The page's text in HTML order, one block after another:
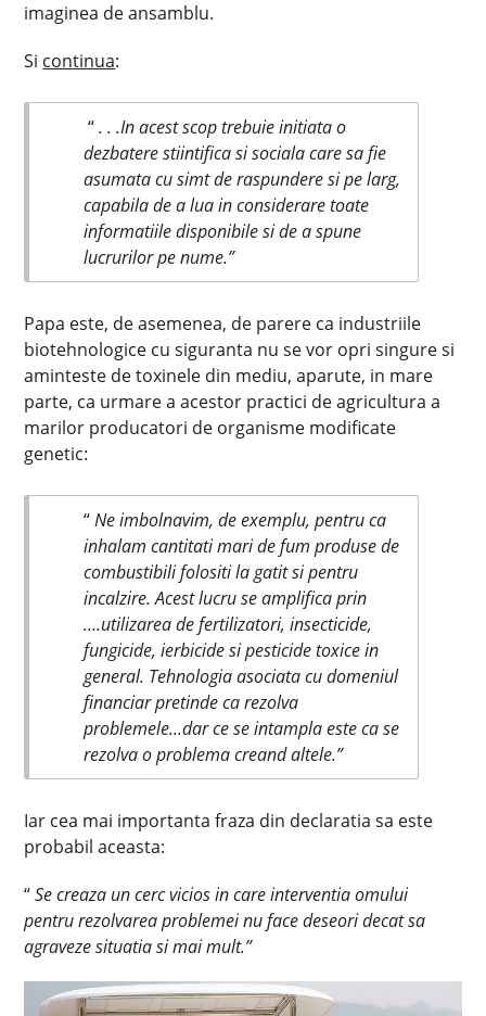
imaginea de ansamblu.
Si continua:
“. . .In acest scop trebuie initiata o
dezbatere stiintifica si sociala care sa fie
asumata cu simt de raspundere si pe larg,
capabila de a lua in considerare toate
informatiile disponibile si de a spune
lucrurilor pe nume.”
Papa este, de asemenea, de parere ca industriile
biotehnologice cu siguranta nu se vor opri singure si
aminteste de toxinele din mediu, aparute, in mare
parte, ca urmare a acestor practici de agricultura a
marilor producatori de organisme modificate
genetic:
“Ne imbolnavim, de exemplu, pentru ca
inhalam cantitati mari de fum produse de
combustibili folositi la gatit si pentru
incalzire. Acest lucru se amplifica prin
….utilizarea de fertilizatori, insecticide,
fungicide, ierbicide si pesticide toxice in
general. Tehnologia asociata cu domeniul
financiar pretinde ca rezolva
problemele...dar ce se intampla este ca se
rezolva o problema creand altele.”
Iar cea mai importanta fraza din declaratia sa este
probabil aceasta:
“Se creaza un cerc vicios in care interventia omului
pentru rezolvarea problemei nu face deseori decat sa
agraveze situatia si mai mult.”